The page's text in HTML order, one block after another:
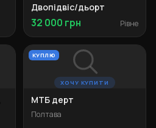
Двопідвіс/дьорт
32 000 грн Рівне
ХОЧУ КУПИТИ
КУПЛЮ
МТБ дерт
Полтава